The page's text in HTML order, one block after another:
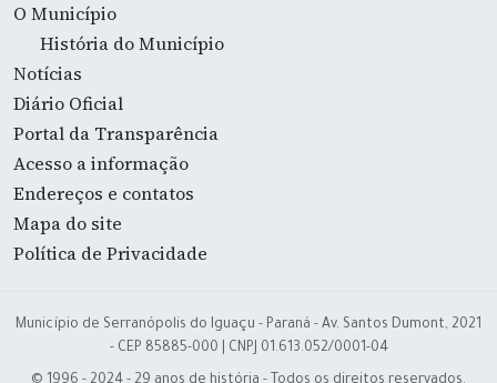
O Município
História do Município
Notícias
Diário Oficial
Portal da Transparência
Acesso a informação
Endereços e contatos
Mapa do site
Política de Privacidade
Município de Serranópolis do Iguaçu - Paraná - Av. Santos Dumont, 2021
- CEP 85885-000 | CNPJ 01.613.052/0001-04